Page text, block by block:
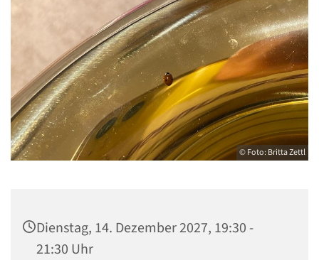
© Foto: Britta Zettl
Dienstag, 14. Dezember 2027, 19:30 -
21:30 Uhr